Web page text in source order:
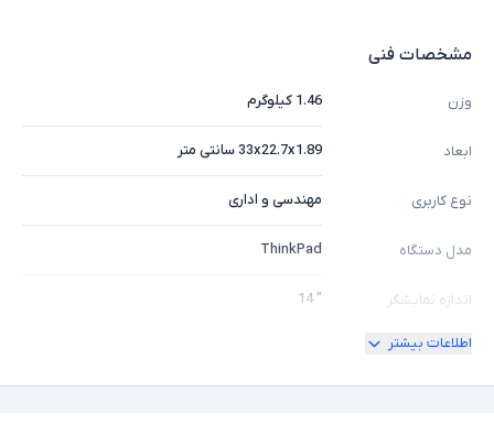
مشخصات فنی
وزن 1.46 کیلوگرم
ابعاد 33x22.7x1.89 سانتی متر
نوع کاربری مهندسی و اداری
مدل دستگاه ThinkPad
اندازه نمایشگر " 14
امکان چرخش
اطلاعات بیشتر